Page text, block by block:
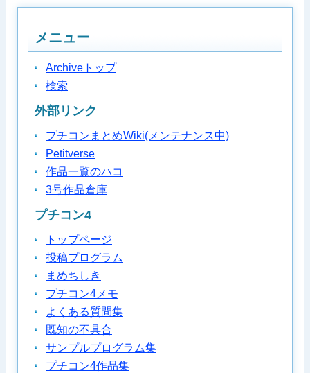
メニュー
Archiveトップ
検索
外部リンク
プチコンまとめWiki(メンテナンス中)
Petitverse
作品一覧のハコ
3号作品倉庫
プチコン4
トップページ
投稿プログラム
まめちしき
プチコン4メモ
よくある質問集
既知の不具合
サンプルプログラム集
プチコン4作品集